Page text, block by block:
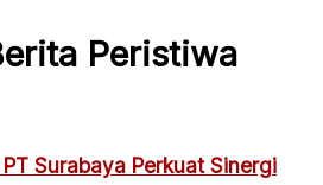
Peristiwa
Surabaya Perkuat Sinergi